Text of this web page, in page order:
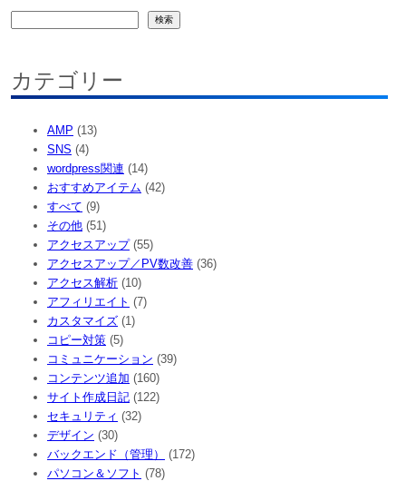
検索
カテゴリー
AMP (13)
SNS (4)
wordpress関連 (14)
おすすめアイテム (42)
すべて (9)
その他 (51)
アクセスアップ(55)
アクセスアップ／PV数改善 (36)
アクセス解析 (10)
アフィリエイト (7)
カスタマイズ (1)
コピー対策 (5)
コミュニケーション (39)
コンテンツ追加 (160)
サイト作成日記 (122)
セキュリティ (32)
デザイン (30)
バックエンド（管理）
(172)
パソコン＆ソフト (78)